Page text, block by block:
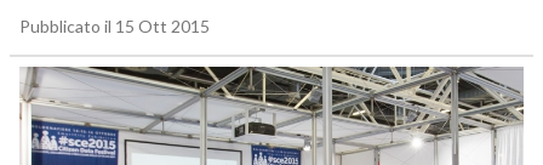
Pubblicato il 15 Ott 2015